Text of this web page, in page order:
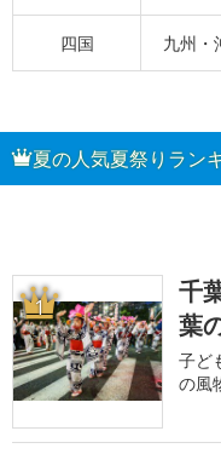
四国 九州・
夏の人気夏祭りラン
1
千
葉
子ど
の風